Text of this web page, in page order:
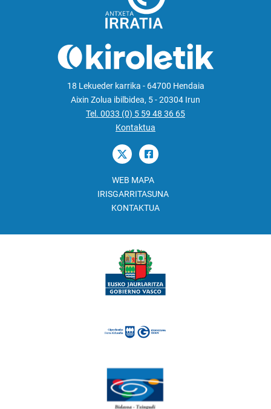
18 Lekueder karrika - 64700 Hendaia
Aixin Zolua ibilbidea, 5 - 20304 Irun
Tel. 0033 (0) 5 59 48 36 65
Kontaktua
WEB MAPA
IRISGARRITASUNA
KONTAKTUA